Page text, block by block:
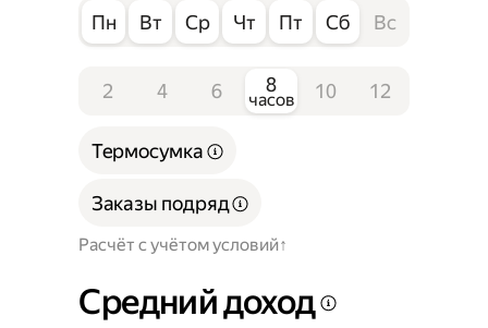
Пн Вт Ср Чт Пт Сб Вс
2 4 6 8
часов 10 12
Расчёт с учётом условий
Термосумка
Заказы подряд
Средний доход